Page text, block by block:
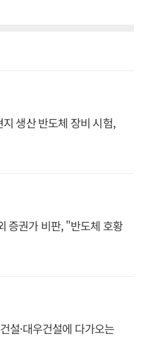
생산 반도체 장비 시험,
증권가 비판, "반도체 호황
설·대우건설에 다가오는